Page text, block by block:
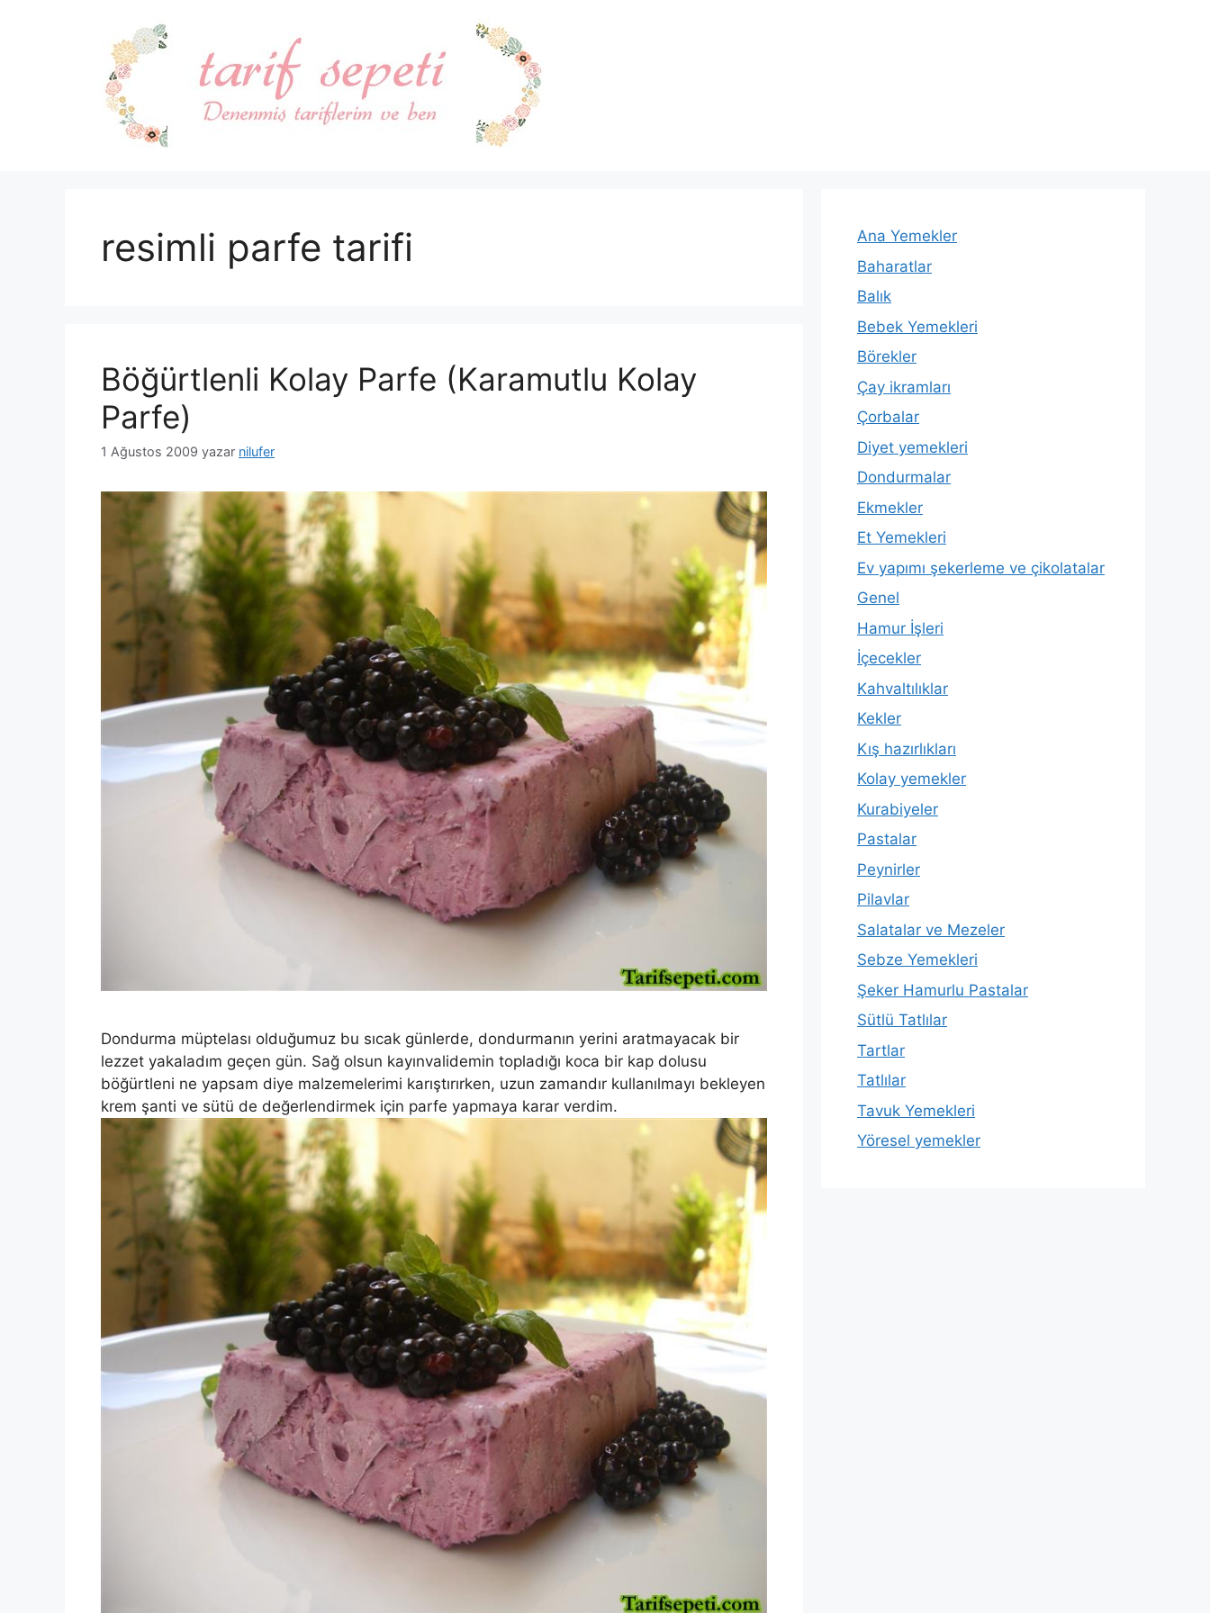
resimli parfe tarifi
Böğürtlenli Kolay Parfe (Karamutlu Kolay
Parfe)
1 Ağustos 2009 yazar nilufer
Dondurma müptelası olduğumuz bu sıcak günlerde, dondurmanın yerini aratmayacak bir
lezzet yakaladım geçen gün. Sağ olsun kayınvalidemin topladığı koca bir kap dolusu
böğürtleni ne yapsam diye malzemelerimi karıştırırken, uzun zamandır kullanılmayı bekleyen
krem şanti ve sütü de değerlendirmek için parfe yapmaya karar verdim.
Ana Yemekler
Baharatlar
Balık
Bebek Yemekleri
Börekler
Çay ikramları
Çorbalar
Diyet yemekleri
Dondurmalar
Ekmekler
Et Yemekleri
Ev yapımı şekerleme ve çikolatalar
Genel
Hamur İşleri
İçecekler
Kahvaltılıklar
Kekler
Kış hazırlıkları
Kolay yemekler
Kurabiyeler
Pastalar
Peynirler
Pilavlar
Salatalar ve Mezeler
Sebze Yemekleri
Şeker Hamurlu Pastalar
Sütlü Tatlılar
Tartlar
Tatlılar
Tavuk Yemekleri
Yöresel yemekler